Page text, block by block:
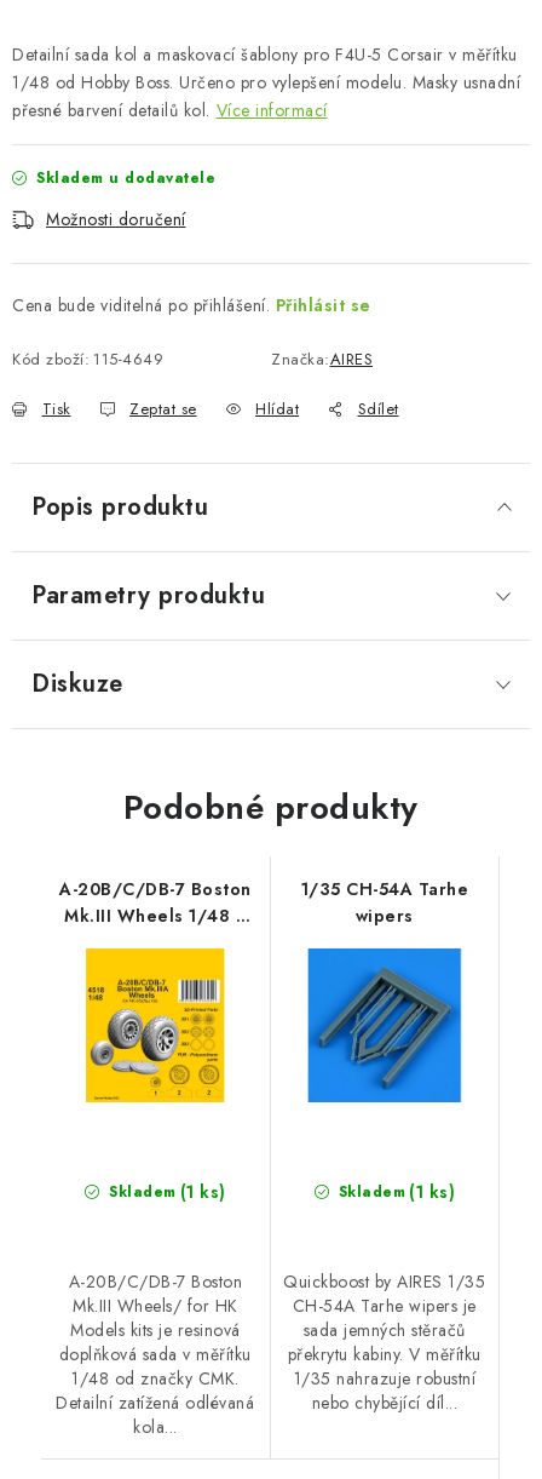
Velkoobchod (B2B)
FAQ Hromadná objednávka
Detailní sada kol a maskovací šablony pro F4U-5 Corsair v měřítku
1/48 od Hobby Boss. Určeno pro vylepšení modelu. Masky usnadní
přesné barvení detailů kol. Více informací
Skladem u dodavatele
Možnosti doručení
Cena bude viditelná po přihlášení. Přihlásit se
Kód zboží: 115-4649 Značka:AIRES
Tisk Zeptat se Hlídat Sdílet
Popis produktu
Parametry produktu
Diskuze
Podobné produkty
A-20B/C/DB-7 Boston
Mk.III Wheels 1/48 /
for HK Models kits
Skladem (1 ks)
A-20B/C/DB-7 Boston
Mk.III Wheels/ for HK
Models kits je resinová
doplňková sada v měřítku
1/48 od značky CMK.
Detailní zatížená odlévaná
kola...
1/35 CH-54A Tarhe
wipers
Skladem (1 ks)
Quickboost by AIRES 1/35
CH-54A Tarhe wipers je
sada jemných stěračů
překrytu kabiny. V měřítku
1/35 nahrazuje robustní
nebo chybějící díl...